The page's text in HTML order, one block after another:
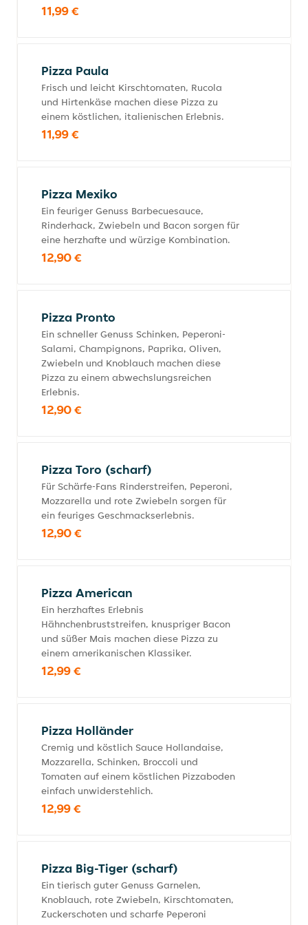
11,99 €
Pizza Paula
Frisch und leicht Kirschtomaten, Rucola
und Hirtenkäse machen diese Pizza zu
einem köstlichen, italienischen Erlebnis.
11,99 €
Pizza Mexiko
Ein feuriger Genuss Barbecuesauce,
Rinderhack, Zwiebeln und Bacon sorgen für
eine herzhafte und würzige Kombination.
12,90 €
Pizza Pronto
Ein schneller Genuss Schinken, Peperoni-
Salami, Champignons, Paprika, Oliven,
Zwiebeln und Knoblauch machen diese
Pizza zu einem abwechslungsreichen
Erlebnis.
12,90 €
Pizza Toro (scharf)
Für Schärfe-Fans Rinderstreifen, Peperoni,
Mozzarella und rote Zwiebeln sorgen für
ein feuriges Geschmackserlebnis.
12,90 €
Pizza American
Ein herzhaftes Erlebnis
Hähnchenbruststreifen, knuspriger Bacon
und süßer Mais machen diese Pizza zu
einem amerikanischen Klassiker.
12,99 €
Pizza Holländer
Cremig und köstlich Sauce Hollandaise,
Mozzarella, Schinken, Broccoli und
Tomaten auf einem köstlichen Pizzaboden
einfach unwiderstehlich.
12,99 €
Pizza Big-Tiger (scharf)
Ein tierisch guter Genuss Garnelen,
Knoblauch, rote Zwiebeln, Kirschtomaten,
Zuckerschoten und scharfe Peperoni